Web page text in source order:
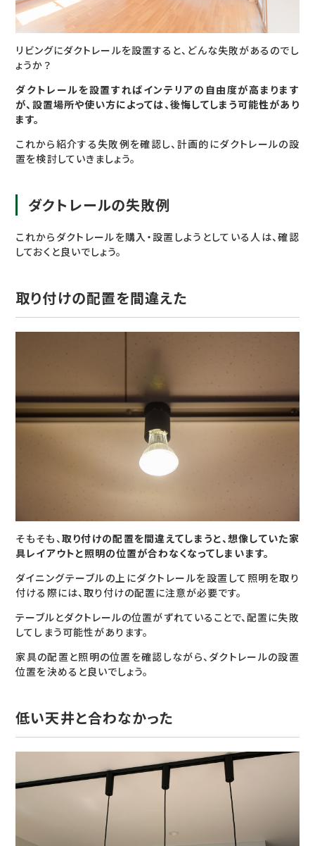
リビングにダクトレールを設置すると、どんな失敗があるのでし
ょうか？
ダクトレールを設置すればインテリアの自由度が高まります
が、設置場所や使い方によっては、後悔してしまう可能性があり
ます。
これから紹介する失敗例を確認し、計画的にダクトレールの設
置を検討していきましょう。
ダクトレールの失敗例
これからダクトレールを購入・設置しようとしている人は、確認
しておくと良いでしょう。
取り付けの配置を間違えた
そもそも、取り付けの配置を間違えてしまうと、想像していた家
具レイアウトと照明の位置が合わなくなってしまいます。
ダイニングテーブルの上にダクトレールを設置して照明を取り
付ける際には、取り付けの配置に注意が必要です。
テーブルとダクトレールの位置がずれていることで、配置に失敗
してしまう可能性があります。
家具の配置と照明の位置を確認しながら、ダクトレールの設置
位置を決めると良いでしょう。
低い天井と合わなかった